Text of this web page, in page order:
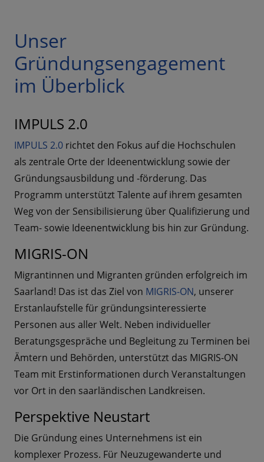
Unser
Gründungsengagement
im Überblick
IMPULS 2.0
IMPULS 2.0 richtet den Fokus auf die Hochschulen
als zentrale Orte der Ideenentwicklung sowie der
Gründungsausbildung und -förderung. Das
Programm unterstützt Talente auf ihrem gesamten
Weg von der Sensibilisierung über Qualifizierung und
Team- sowie Ideenentwicklung bis hin zur Gründung.
MIGRIS-ON
Migrantinnen und Migranten gründen erfolgreich im
Saarland! Das ist das Ziel von MIGRIS-ON, unserer
Erstanlaufstelle für gründungsinteressierte
Personen aus aller Welt. Neben individueller
Beratungsgespräche und Begleitung zu Terminen bei
Ämtern und Behörden, unterstützt das MIGRIS-ON
Team mit Erstinformationen durch Veranstaltungen
vor Ort in den saarländischen Landkreisen.
Perspektive Neustart
Die Gründung eines Unternehmens ist ein
komplexer Prozess. Für Neuzugewanderte und